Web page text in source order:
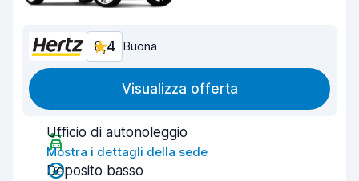
8,4 Buona
Visualizza offerta
Ufficio di autonoleggio
Mostra i dettagli della sede
Deposito basso